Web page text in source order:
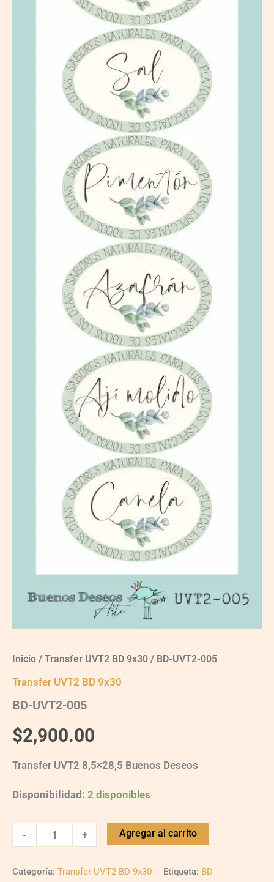
Inicio / Transfer UVT2 BD 9x30 / BD-UVT2-005
Transfer UVT2 BD 9x30
BD-UVT2-005
$2,900.00
Transfer UVT2 8,5×28,5 Buenos Deseos
Disponibilidad: 2 disponibles
- + Agregar al carrito
Categoría: Transfer UVT2 BD 9x30 Etiqueta: BD